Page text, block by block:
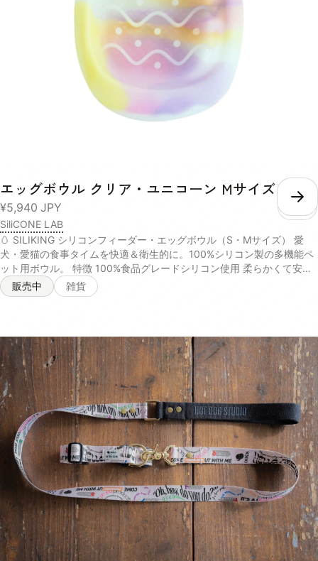
エッグボウル クリア・ユニコーン Mサイズ
¥5,940 JPY こ
SiliCONE LAB
🥚 SILIKING シリコンフィーダー・エッグボウル（S・Mサイズ） 愛
犬・愛猫の食事タイムを快適＆衛生的に。100%シリコン製の多機能ペ
ット用ボウル。 特徴 100%食品グレードシリコン使用 柔らかくて安全
なシリコン素材。BPAフリーで、噛んでも安心。ペットの健康を第一に
考えた設計です。 多用途デザイン 食器、水飲み、舌苔除去、さらには
ーション シンプルでかわいいカラー展開。お部屋の雰囲気に合わせて
選べます。 お手入れラクラク 電子レンジ・食洗機対応で、いつでも清
潔に保てます。 サイズ展開 Sサイズ：直径12cm × 高さ3.5cm（小型
犬・猫におすすめ） Mサイズ：直径20.5cm × 高さ4.5cm（小〜中型犬
におすすめ 商品情報 素材：100%食品グレードシリコン（BPAフリー）
対象：犬・猫兼用 カラー：複数カラー展開（在庫により異なります）
販売中 雑貨